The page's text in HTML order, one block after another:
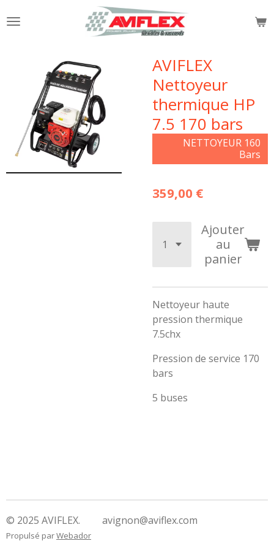
au
AVIFLEX
Nettoyeur
thermique HP
7.5 170 bars
NETTOYEUR 160
Bars
359,00 €
Ajouter
au
panier
Nettoyeur haute
pression thermique
7.5chx
Pression de service 170
bars
5 buses
© 2025 AVIFLEX. avignon@aviflex.com
Propulsé parWebador